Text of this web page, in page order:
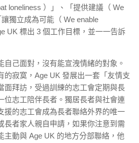
loneliness ）」、「提供建議（ We
獨立成為可能（ We enable
UK 標出 3 個工作目標，並一一告訴
自己面對，沒有能宣洩情緒的對象。
的寂寞，Age UK 發展出一套「友情支
面拜訪，受過訓練的志工會定期與長
位志工陪伴長者。獨居長者與社會連
援的志工會成為長者聯絡外界的唯一
長者家人親自申請，如果你注意到需
主動與 Age UK 的地方分部聯絡，他